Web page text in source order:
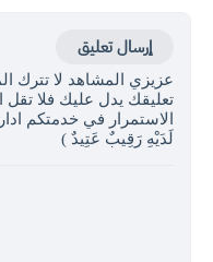
إرسال تعليق
عزيزي المشاهد لا تترك
تعليقك يدل عليك فلا تقل
الاستمرار في خدمتكم
لَدَيْهِ رَقِيبٌ عَتِيدٌ )